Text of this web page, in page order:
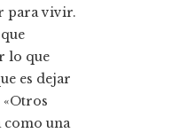
para vivir.
lo que
es dejar
«Otros
como una